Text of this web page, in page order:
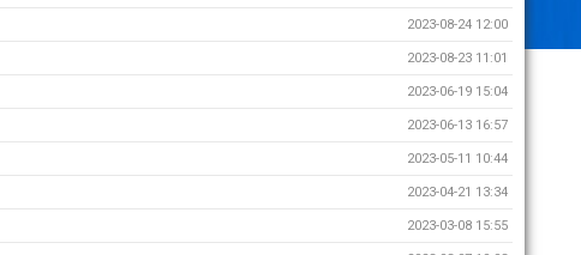
2023-08-24 12:00
2023-08-23 11:01
2023-06-19 15:04
2023-06-13 16:57
2023-05-11 10:44
2023-04-21 13:34
2023-03-08 15:55